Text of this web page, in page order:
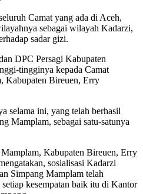
Camat yang ada di Aceh,
sebagai wilayah Kadarzi,
sadar gizi.
DPC Persagi Kabupaten
tingginya kepada Camat
Kabupaten Bireuen, Erry
selama ini, yang telah berhasil
Mamplam, sebagai satu-satunya
Kabupaten Bireuen, Erry
sosialisasi Kadarzi
Simpang Mamplam telah
kesempatan baik itu di Kantor